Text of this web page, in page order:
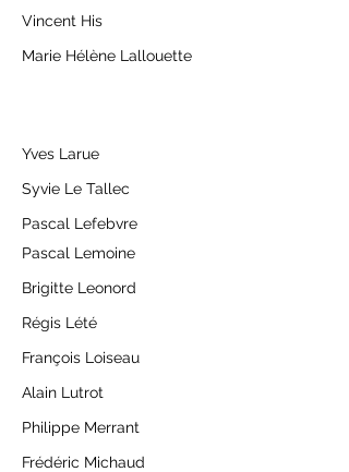
Vincent His
​Marie Hélène Lallouette
Yves Larue
Syvie Le Tallec
Pascal Lefebvre
Pascal Lemoine
Brigitte Leonord
Régis Lété
​François Loiseau
Alain Lutrot
Philippe Merrant
Frédéric Michaud